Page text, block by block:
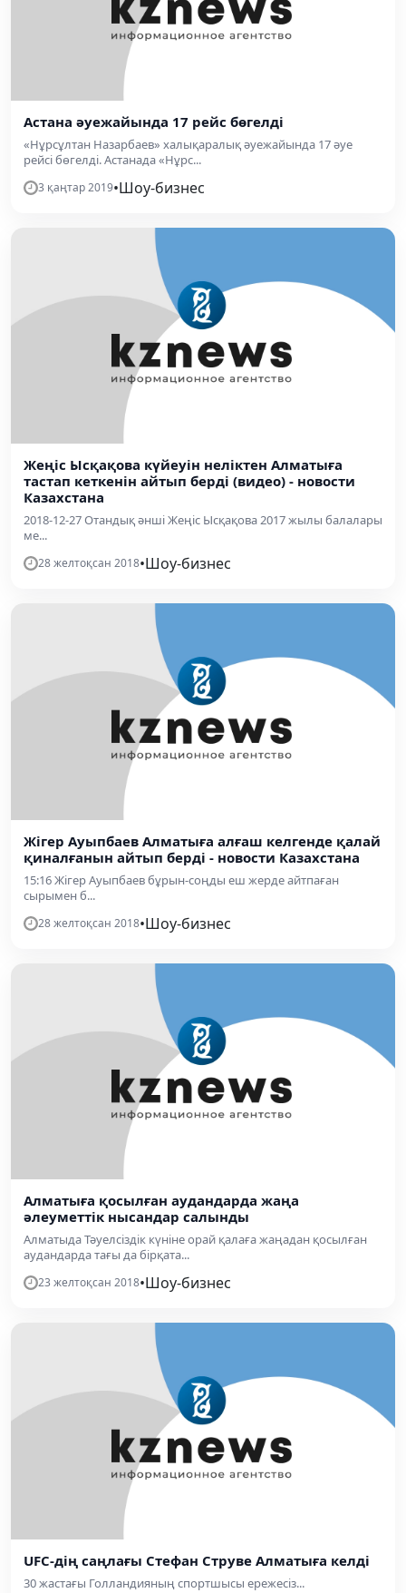
Астана әуежайында 17 рейс бөгелді
«Нұрсұлтан Назарбаев» халықаралық әуежайында 17 әуе
рейсі бөгелді. Астанада «Нұрс...
3 қаңтар 2019•Шоу-бизнес
Жеңіс Ысқақова күйеуін неліктен Алматыға
тастап кеткенін айтып берді (видео) - новости
Казахстана
2018-12-27 Отандық әнші Жеңіс Ысқақова 2017 жылы балалары
ме...
28 желтоқсан 2018•Шоу-бизнес
Жігер Ауыпбаев Алматыға алғаш келгенде қалай
қиналғанын айтып берді - новости Казахстана
15:16 Жігер Ауыпбаев бұрын-соңды еш жерде айтпаған
сырымен б...
28 желтоқсан 2018•Шоу-бизнес
Алматыға қосылған аудандарда жаңа
әлеуметтік нысандар салынды
Алматыда Тәуелсіздік күніне орай қалаға жаңадан қосылған
аудандарда тағы да бірқата...
23 желтоқсан 2018•Шоу-бизнес
UFC-дің саңлағы Стефан Струве Алматыға келді
30 жастағы Голландияның спортшысы ережесіз...